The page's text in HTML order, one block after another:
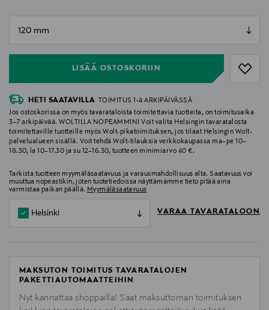
LISÄÄ OSTOSKORIIN
HETI SAATAVILLA
TOIMITUS 1-4 ARKIPÄIVÄSSÄ
Jos ostoskorissa on myös tavarataloista toimitettavia tuotteita, on toimitusaika
3–7 arkipäivää. WOLTILLA NOPEAMMIN! Voit valita Helsingin tavaratalosta
toimitettaville tuotteille myös Wolt-pikatoimituksen, jos tilaat Helsingin Wolt-
palvelualueen sisällä. Voit tehdä Wolt-tilauksia verkkokaupassa ma–pe 10–
18.30, la 10–17.30 ja su 12–16.30, tuotteen minimiarvo 40 €.
Tarkista tuotteen myymäläsaatavuus ja varausmahdollisuus alta. Saatavuus voi
muuttua nopeastikin, joten tuotetiedoissa näyttämämme tieto pitää aina
varmistaa paikan päällä. Myymäläsaatavuus
Helsinki VARAA TAVARATALOON
MAKSUTON TOIMITUS TAVARATALOJEN
PAKETTIAUTOMAATTEIHIN
Nyt kannattaa shoppailla! Saat maksuttoman toimituksen